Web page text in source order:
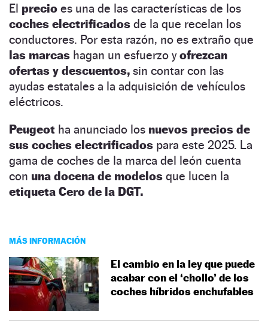
El precio es una de las características de los
coches electrificados de la que recelan los
conductores. Por esta razón, no es extraño que
las marcas hagan un esfuerzo yofrezcan
ofertas y descuentos, sin contar con las
ayudas estatales a la adquisición de vehículos
eléctricos.
Peugeot ha anunciado los nuevos precios de
sus coches electrificados para este 2025. La
gama de coches de la marca del león cuenta
con una docena de modelos que lucen la
etiqueta Cero de la DGT.
MÁS INFORMACIÓN
El cambio en la ley que puede
acabar con el ‘chollo’ de los
coches híbridos enchufables